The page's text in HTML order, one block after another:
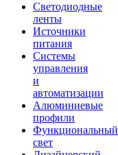
Светодиодные
ленты
Источники
питания
Системы
управления
и
автоматизации
Алюминиевые
профили
Функциональный
свет